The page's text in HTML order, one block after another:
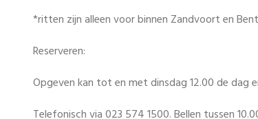
*ritten zijn alleen voor binnen Zandvoort en
Reserveren:
Opgeven kan tot en met dinsdag 12.00 de dag